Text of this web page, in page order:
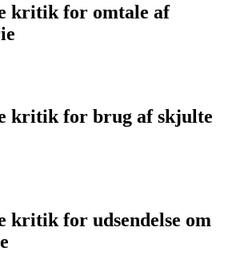
kritik for omtale af
kritik for brug af skjulte
kritik for udsendelse om